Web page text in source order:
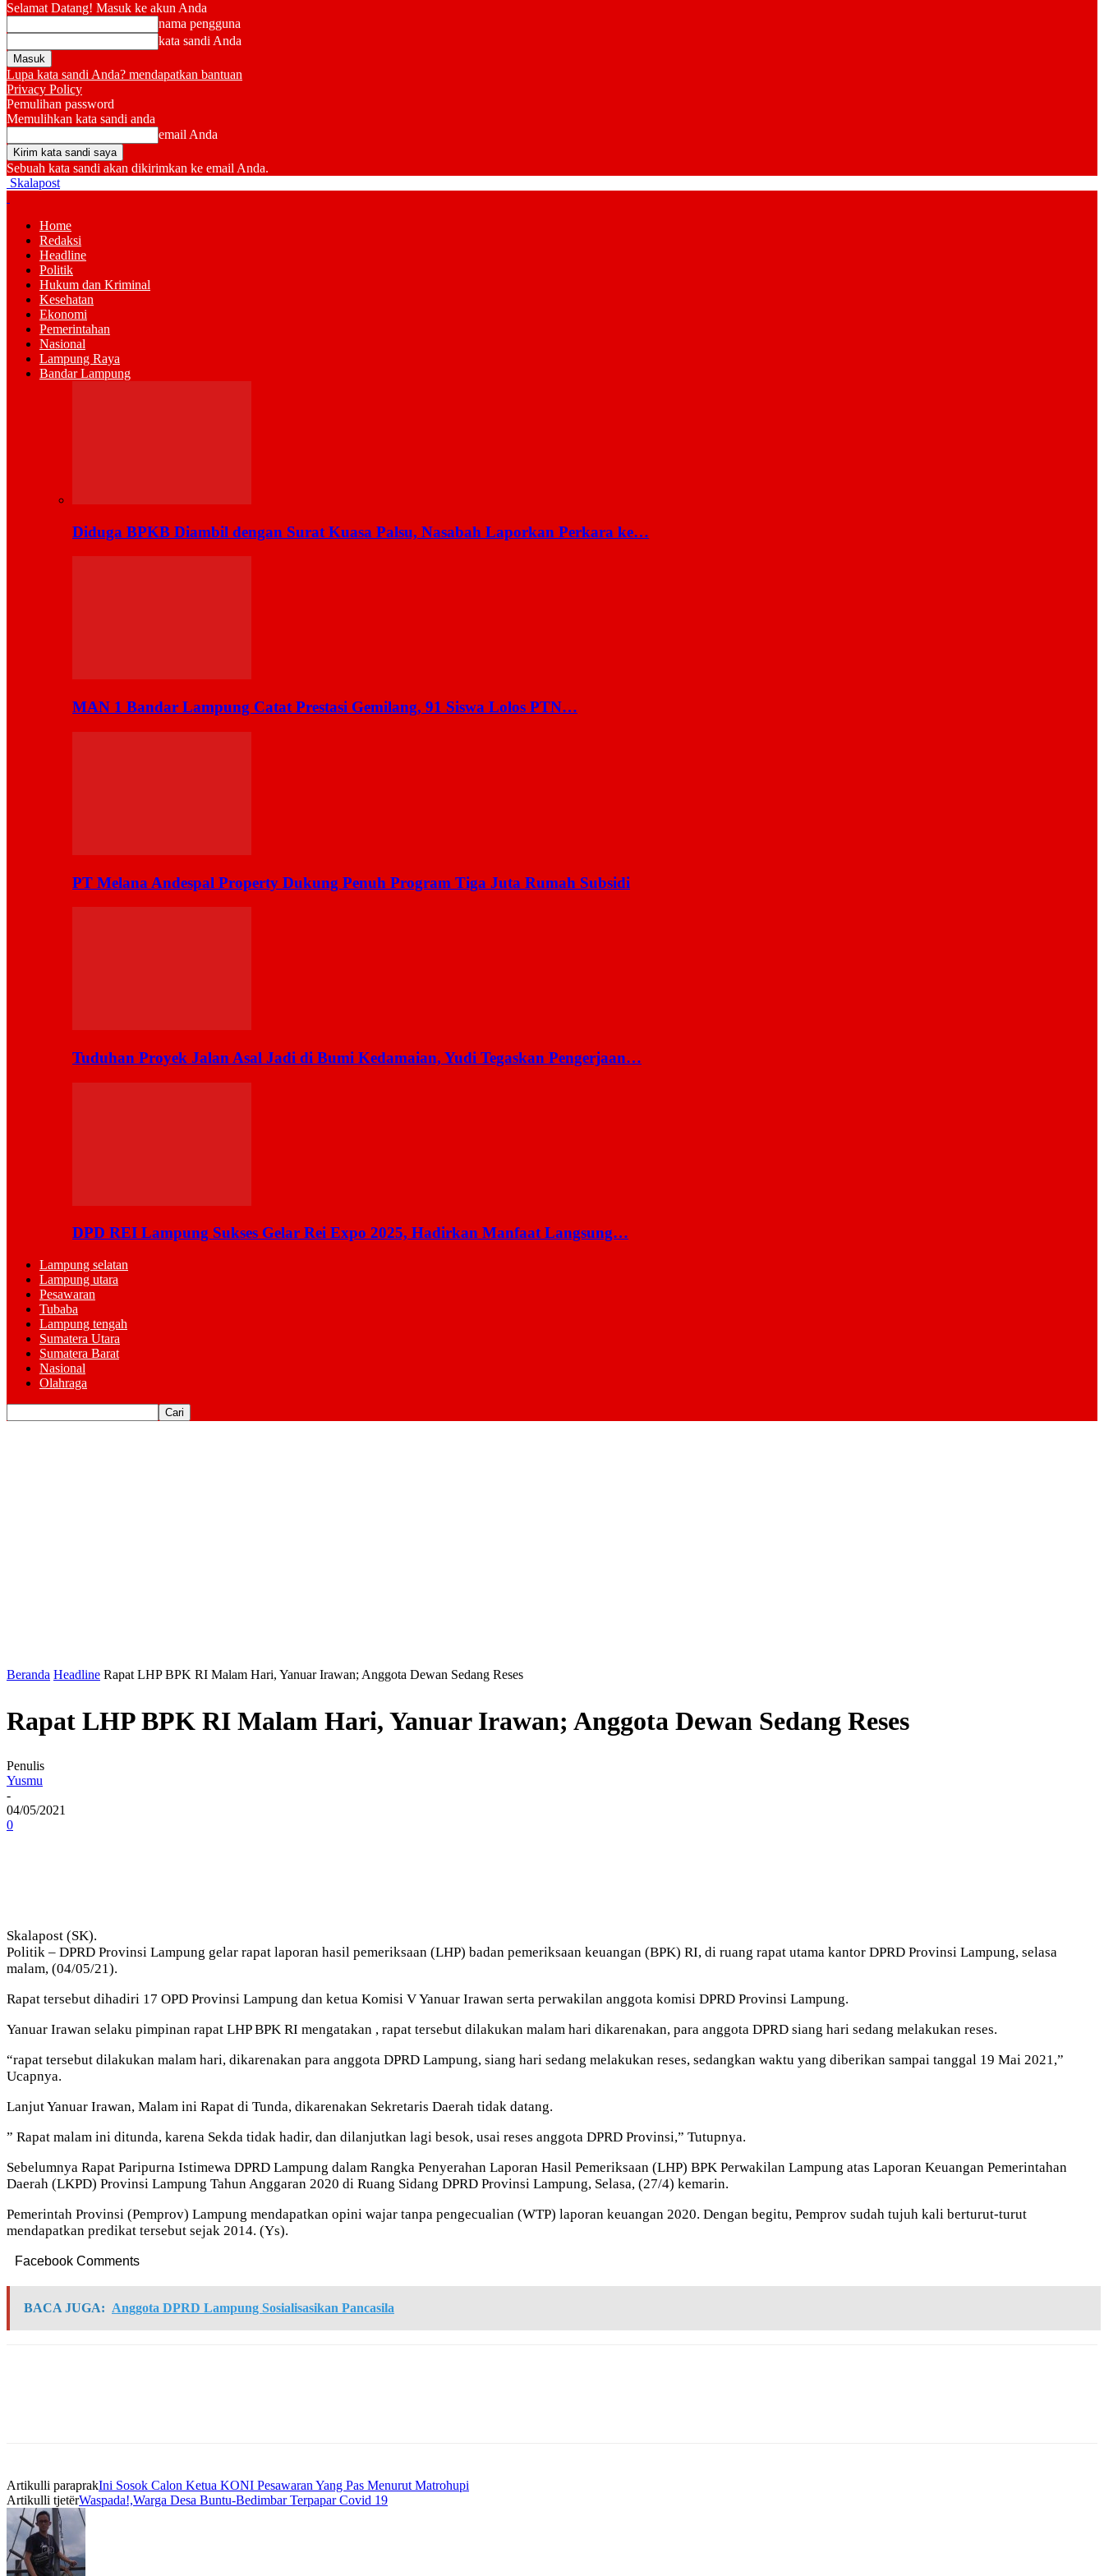
Selamat Datang! Masuk ke akun Anda
nama pengguna
kata sandi Anda
Lupa kata sandi Anda? mendapatkan bantuan
Privacy Policy
Pemulihan password
Memulihkan kata sandi anda
email Anda
Sebuah kata sandi akan dikirimkan ke email Anda.
Skalapost
Home
Redaksi
Headline
Politik
Hukum dan Kriminal
Kesehatan
Ekonomi
Pemerintahan
Nasional
Lampung Raya
Bandar Lampung
Diduga BPKB Diambil dengan Surat Kuasa Palsu, Nasabah Laporkan Perkara ke…
MAN 1 Bandar Lampung Catat Prestasi Gemilang, 91 Siswa Lolos PTN…
PT Melana Andespal Property Dukung Penuh Program Tiga Juta Rumah Subsidi
Tuduhan Proyek Jalan Asal Jadi di Bumi Kedamaian, Yudi Tegaskan Pengerjaan…
DPD REI Lampung Sukses Gelar Rei Expo 2025, Hadirkan Manfaat Langsung…
Lampung selatan
Lampung utara
Pesawaran
Tubaba
Lampung tengah
Sumatera Utara
Sumatera Barat
Nasional
Olahraga
Beranda Headline Rapat LHP BPK RI Malam Hari, Yanuar Irawan; Anggota Dewan Sedang Reses
Rapat LHP BPK RI Malam Hari, Yanuar Irawan; Anggota Dewan Sedang Reses
Penulis
Yusmu
-
04/05/2021
0
Skalapost (SK).
Politik – DPRD Provinsi Lampung gelar rapat laporan hasil pemeriksaan (LHP) badan pemeriksaan keuangan (BPK) RI, di ruang rapat utama kantor DPRD Provinsi Lampung, selasa
malam, (04/05/21).
Rapat tersebut dihadiri 17 OPD Provinsi Lampung dan ketua Komisi V Yanuar Irawan serta perwakilan anggota komisi DPRD Provinsi Lampung.
Yanuar Irawan selaku pimpinan rapat LHP BPK RI mengatakan , rapat tersebut dilakukan malam hari dikarenakan, para anggota DPRD siang hari sedang melakukan reses.
“rapat tersebut dilakukan malam hari, dikarenakan para anggota DPRD Lampung, siang hari sedang melakukan reses, sedangkan waktu yang diberikan sampai tanggal 19 Mai 2021,”
Ucapnya.
Lanjut Yanuar Irawan, Malam ini Rapat di Tunda, dikarenakan Sekretaris Daerah tidak datang.
” Rapat malam ini ditunda, karena Sekda tidak hadir, dan dilanjutkan lagi besok, usai reses anggota DPRD Provinsi,” Tutupnya.
Sebelumnya Rapat Paripurna Istimewa DPRD Lampung dalam Rangka Penyerahan Laporan Hasil Pemeriksaan (LHP) BPK Perwakilan Lampung atas Laporan Keuangan Pemerintahan
Daerah (LKPD) Provinsi Lampung Tahun Anggaran 2020 di Ruang Sidang DPRD Provinsi Lampung, Selasa, (27/4) kemarin.
Pemerintah Provinsi (Pemprov) Lampung mendapatkan opini wajar tanpa pengecualian (WTP) laporan keuangan 2020. Dengan begitu, Pemprov sudah tujuh kali berturut-turut
mendapatkan predikat tersebut sejak 2014. (Ys).
Facebook Comments
BACA JUGA: Anggota DPRD Lampung Sosialisasikan Pancasila
Artikulli paraprakIni Sosok Calon Ketua KONI Pesawaran Yang Pas Menurut Matrohupi
Artikulli tjetërWaspada!,Warga Desa Buntu-Bedimbar Terpapar Covid 19